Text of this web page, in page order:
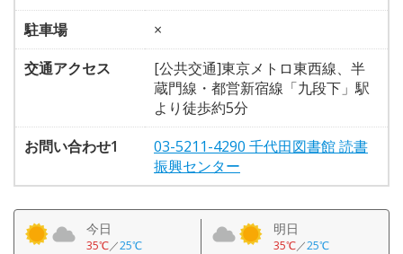
駐車場
×
交通アクセス
[公共交通]東京メトロ東西線、半
蔵門線・都営新宿線「九段下」駅
より徒歩約5分
お問い合わせ1
03-5211-4290 千代田図書館 読書
振興センター
今日
35℃／25℃
明日
35℃／25℃